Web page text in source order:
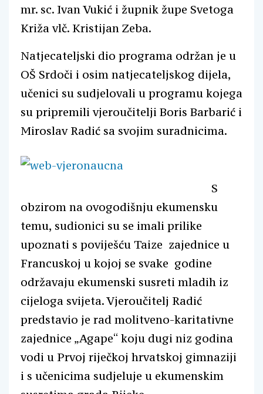
mr. sc. Ivan Vukić i župnik župe Svetoga
Križa vlč. Kristijan Zeba.
Natjecateljski dio programa održan je u
OŠ Srdoči i osim natjecateljskog dijela,
učenici su sudjelovali u programu kojega
su pripremili vjeroučitelji Boris Barbarić i
Miroslav Radić sa svojim suradnicima.
S
obzirom na ovogodišnju ekumensku
temu, sudionici su se imali prilike
upoznati s poviješću Taize zajednice u
Francuskoj u kojoj se svake godine
održavaju ekumenski susreti mladih iz
cijeloga svijeta. Vjeroučitelj Radić
predstavio je rad molitveno-karitativne
zajednice „Agape“ koju dugi niz godina
vodi u Prvoj riječkoj hrvatskoj gimnaziji
i s učenicima sudjeluje u ekumenskim